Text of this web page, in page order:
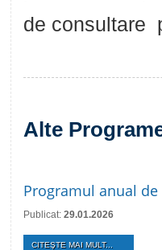
de consultare
Alte
Programul anual
Publicat: 29.01.2026
CITEŞTE MAI MULT...